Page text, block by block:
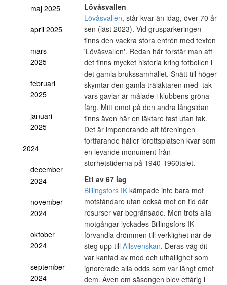
maj 2025
april 2025
mars
2025
februari
2025
januari
2025
2024
december
2024
november
2024
oktober
2024
september
2024
Lövåsvallen
Lövåsvallen, står kvar än idag, över 70 år
sen (läst 2023). Vid grusparkeringen
finns den vackra stora entrén med texten
'Lövåsvallen'. Redan här forstår man att
det finns mycket historia kring fotbollen i
det gamla brukssamhället. Snätt till höger
skymtar den gamla träläktaren med tak
vars gavlar är målade i klubbens gröna
färg. Mitt emot på den andra långsidan
finns även här en läktare fast utan tak.
Det är imponerande att föreningen
fortfarande håller idrottsplatsen kvar som
en levande monument från
storhetstiderna på 1940-1960talet.
Ett av 67 lag
Billingsfors IK kämpade inte bara mot
motståndare utan också mot en tid där
resurser var begränsade. Men trots alla
motgångar lyckades Billingsfors IK
förvandla drömmen till verklighet när de
steg upp till Allsvenskan. Deras väg dit
var kantad av mod och uthållighet som
ignorerade alla odds som var långt emot
dem. Även om säsongen blev ettårig i